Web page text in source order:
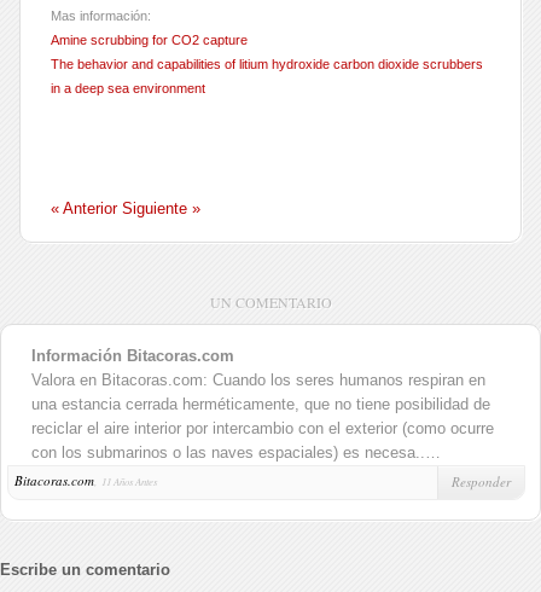
Mas información:
Amine scrubbing for CO2 capture
The behavior and capabilities of litium hydroxide carbon dioxide scrubbers
in a deep sea environment
« Anterior Siguiente »
UN COMENTARIO
Información Bitacoras.com
Valora en Bitacoras.com: Cuando los seres humanos respiran en
una estancia cerrada herméticamente, que no tiene posibilidad de
reciclar el aire interior por intercambio con el exterior (como ocurre
con los submarinos o las naves espaciales) es necesa..…
Bitacoras.com, 11 Años Antes Responder
Escribe un comentario